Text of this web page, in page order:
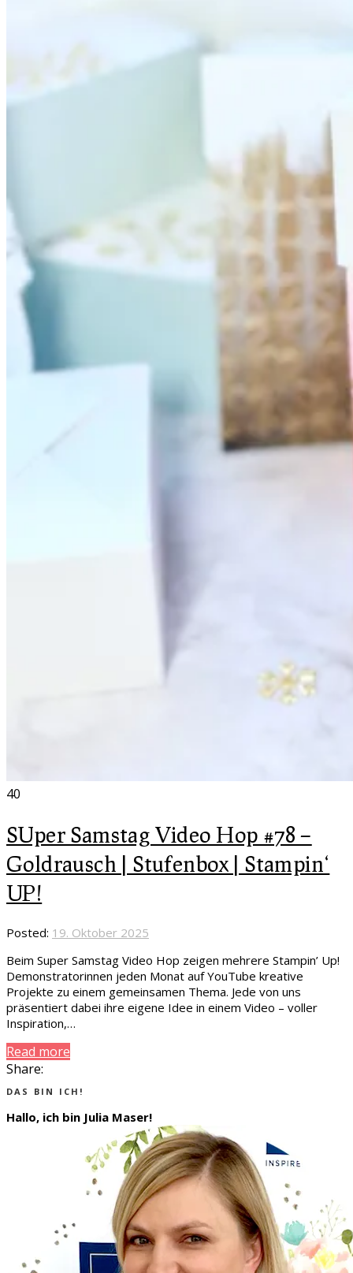
40
SUper Samstag Video Hop #78 –
Goldrausch | Stufenbox | Stampin‘
UP!
Posted: 19. Oktober 2025
Beim Super Samstag Video Hop zeigen mehrere Stampin’ Up!
Demonstratorinnen jeden Monat auf YouTube kreative
Projekte zu einem gemeinsamen Thema. Jede von uns
präsentiert dabei ihre eigene Idee in einem Video – voller
Inspiration,…
Read more
Share:
DAS BIN ICH!
Hallo, ich bin Julia Maser!